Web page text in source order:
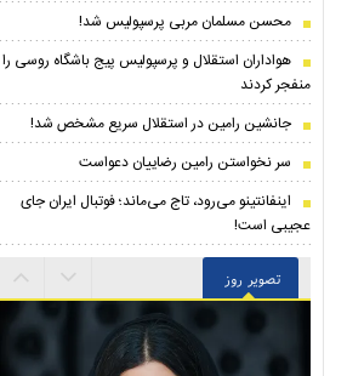
محسن مسلمان مربی پرسپولیس شد!
هواداران استقلال و پرسپولیس پیج باشگاه روسی را
منفجر کردند
جانشین رامین در استقلال سریع مشخص شد!
سر نخواستن رامین رضاییان دعواست
اینفانتینو می‌رود، تاج می‌ماند؛ فوتبال ایران جای
عجیبی است!
تصویر روز